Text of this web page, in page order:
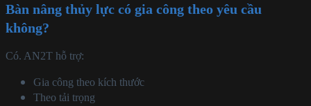
Bàn nâng thủy lực có gia công theo yêu cầu
không?
Có. AN2T hỗ trợ:
Gia công theo kích thước
Theo tải trọng